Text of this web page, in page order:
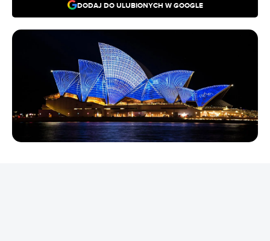
DODAJ DO ULUBIONYCH W GOOGLE